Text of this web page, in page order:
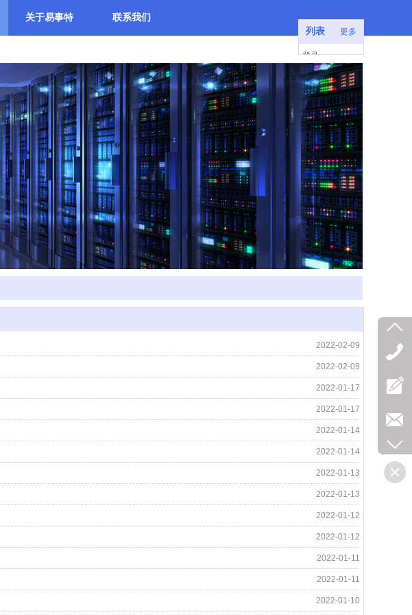
列表 更多
登录
注册
关于易事特 联系我们
2022-02-09
2022-02-09
2022-01-17
2022-01-17
2022-01-14
2022-01-14
2022-01-13
2022-01-13
2022-01-12
2022-01-12
2022-01-11
2022-01-11
2022-01-10